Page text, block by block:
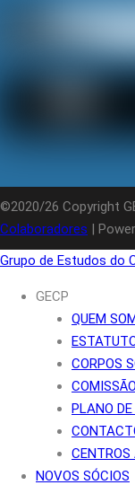
©2020/26 Copyright
Colaboradores |
Grupo de Estudos do
GECP
QUEM
CORPOS
PLANO
CENTROS
NOVOS SÓCIOS